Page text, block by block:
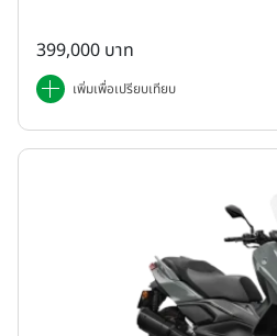
399,000 บาท
เพิ่มเพื่อเปรียบเทียบ